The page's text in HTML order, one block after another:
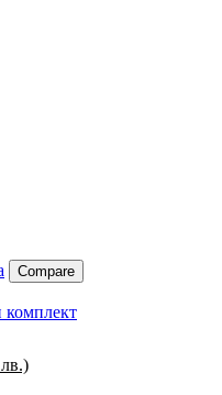
Compare